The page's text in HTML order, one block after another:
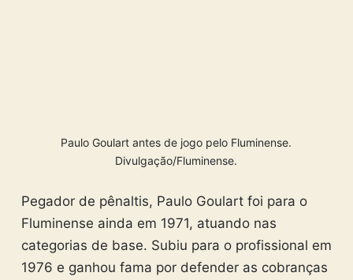
Paulo Goulart antes de jogo pelo Fluminense.
Divulgação/Fluminense.
Pegador de pênaltis, Paulo Goulart foi para o
Fluminense ainda em 1971, atuando nas
categorias de base. Subiu para o profissional em
1976 e ganhou fama por defender as cobranças